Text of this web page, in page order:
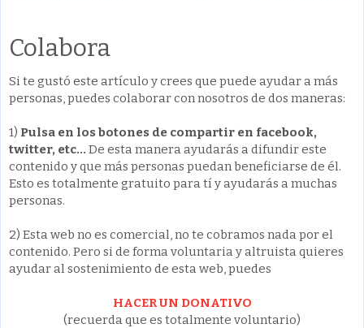
Colabora
Si te gustó este artículo y crees que puede ayudar a más
personas, puedes colaborar con nosotros de dos maneras:
1) Pulsa en los botones de compartir en facebook,
twitter, etc... De esta manera ayudarás a difundir este
contenido y que más personas puedan beneficiarse de él.
Esto es totalmente gratuito para tí y ayudarás a muchas
personas.
2) Esta web no es comercial, no te cobramos nada por el
contenido. Pero si de forma voluntaria y altruista quieres
ayudar al sostenimiento de esta web, puedes
HACER UN DONATIVO
(recuerda que es totalmente voluntario)